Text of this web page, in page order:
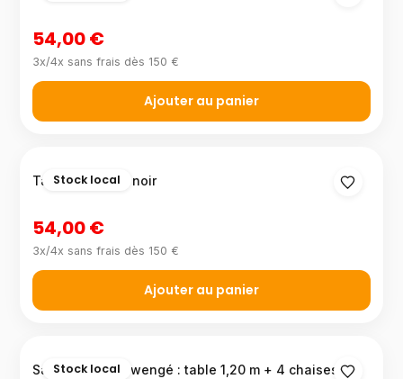
54,00 €
3x/4x sans frais dès 150 €
Ajouter au panier
Stock local
Tabouret métal noir
54,00 €
3x/4x sans frais dès 150 €
Ajouter au panier
Stock local
Salle à manger wengé : table 1,20 m + 4 chaises